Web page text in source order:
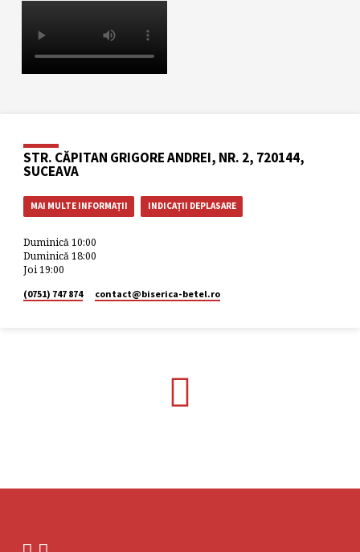
STR. CĂPITAN GRIGORE ANDREI, NR. 2, 720144,
SUCEAVA
MAI MULTE INFORMAȚII INDICAȚII DEPLASARE
Duminică 10:00
Duminică 18:00
Joi 19:00
(0751) 747 874 contact​@biserica-betel.ro